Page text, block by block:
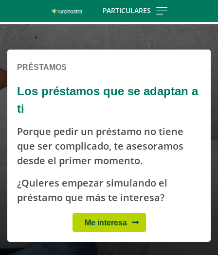
Skip
contentt
PARTICULARES
contenido,
por
favor
PRÉSTAMOS
Los préstamos que se adaptan a
ti
Porque pedir un préstamo no tiene
que ser complicado, te asesoramos
desde el primer momento.
¿Quieres empezar simulando el
préstamo que más te interesa?
Me interesa